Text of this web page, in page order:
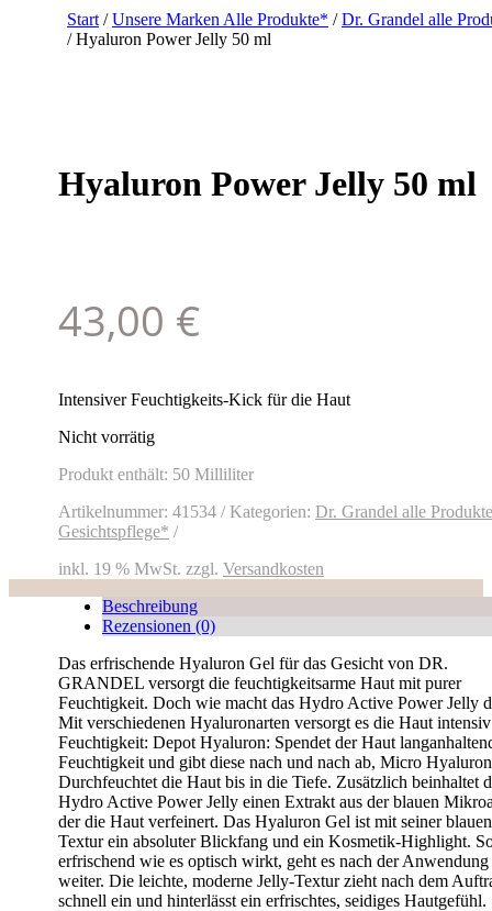
Start /Unsere Marken Alle Produkte* /Dr. Grandel alle
/ Hyaluron Power Jelly 50 ml
Hyaluron Power Jelly 50 ml
43,00 €
Intensiver Feuchtigkeits-Kick für die Haut
Nicht vorrätig
Produkt enthält: 50 Milliliter
Artikelnummer: 41534 Kategorien: Dr. Grandel alle
Gesichtspflege*
inkl. 19 % MwSt. zzgl. Versandkosten
Beschreibung
Rezensionen (0)
Das erfrischende Hyaluron Gel für das Gesicht von DR.
GRANDEL versorgt die feuchtigkeitsarme Haut mit purer
Feuchtigkeit. Doch wie macht das Hydro Active Power Jelly
Mit verschiedenen Hyaluronarten versorgt es die Haut
Feuchtigkeit: Depot Hyaluron: Spendet der Haut
Feuchtigkeit und gibt diese nach und nach ab, Micro
Durchfeuchtet die Haut bis in die Tiefe. Zusätzlich beinhaltet
Hydro Active Power Jelly einen Extrakt aus der blauen
der die Haut verfeinert. Das Hyaluron Gel ist mit seiner blauen
Textur ein absoluter Blickfang und ein Kosmetik-Highlight.
erfrischend wie es optisch wirkt, geht es nach der Anwendung
weiter. Die leichte, moderne Jelly-Textur zieht nach dem
schnell ein und hinterlässt ein erfrischtes, seidiges Hautgefühl.